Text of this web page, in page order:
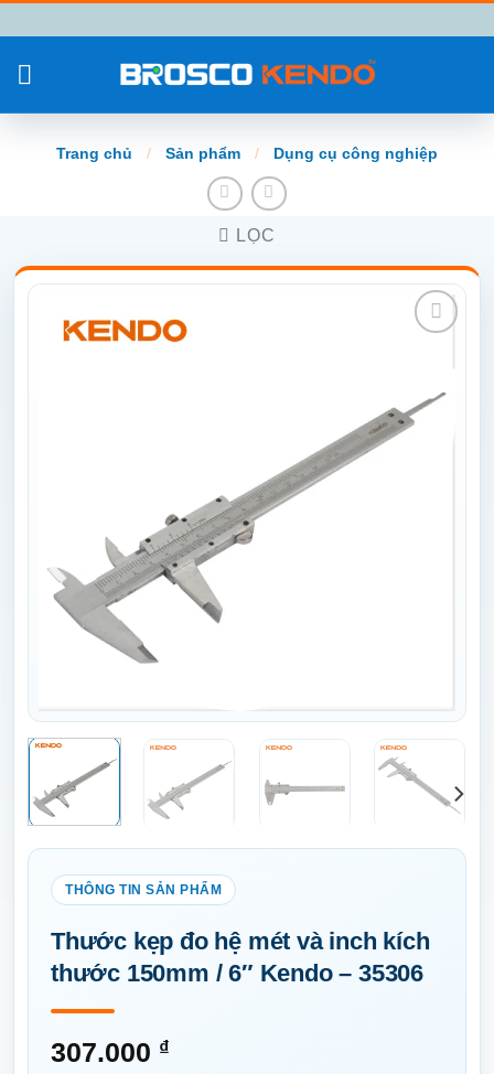
đến
nội
Trang chủ / Sản phẩm / Dụng cụ công nghiệp
LỌC
wishlist
Thước kẹp đo hệ mét và inch kích
thước 150mm / 6″ Kendo – 35306
307.000 ₫